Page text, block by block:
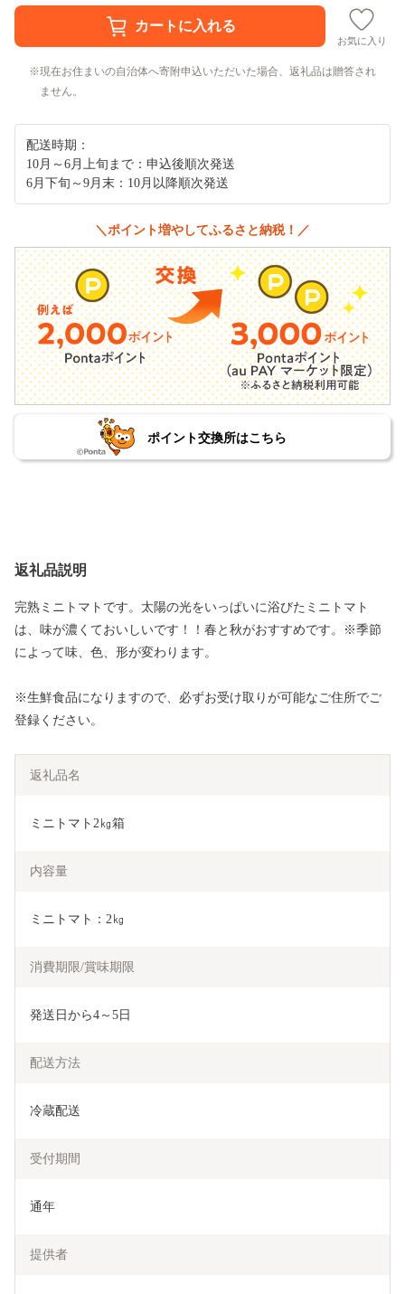
お気に入り
現在お住まいの自治体へ寄附申込いただいた場合、返礼品は贈答され
ません。
配送時期：
10月～6月上旬まで：申込後順次発送
6月下旬～9月末：10月以降順次発送
＼ポイント増やしてふるさと納税！／
ポイント交換所はこちら
返礼品説明
完熟ミニトマトです。太陽の光をいっぱいに浴びたミニトマト
は、味が濃くておいしいです！！春と秋がおすすめです。※季節
によって味、色、形が変わります。
※生鮮食品になりますので、必ずお受け取りが可能なご住所でご
登録ください。
返礼品名
ミニトマト2㎏箱
内容量
ミニトマト：2㎏
消費期限/賞味期限
発送日から4～5日
配送方法
冷蔵配送
受付期間
通年
提供者